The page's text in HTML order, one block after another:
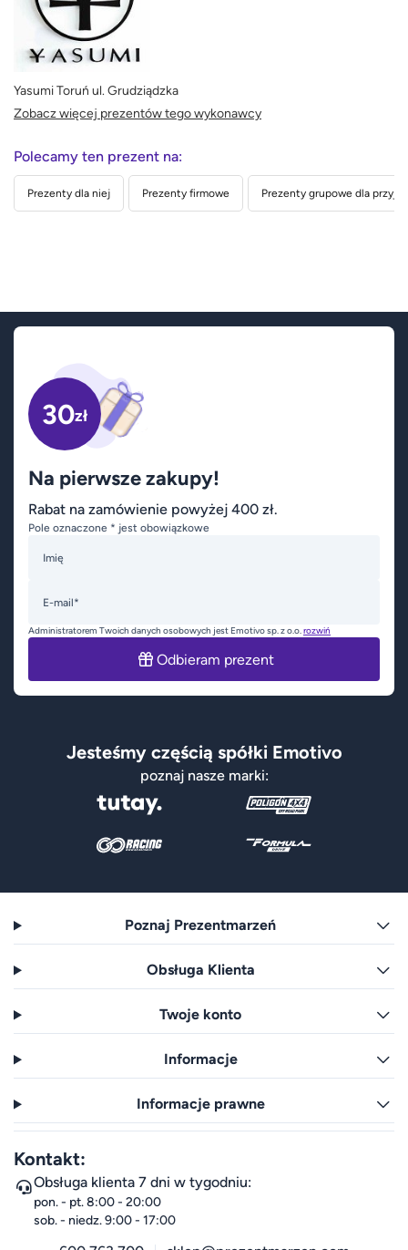
Yasumi Toruń ul. Grudziądzka
Zobacz więcej prezentów tego wykonawcy
Polecamy ten prezent na:
Prezenty dla niej Prezenty firmowe Prezenty grupowe dla
30zł
Na pierwsze zakupy!
Rabat na zamówienie powyżej 400 zł.
Pole oznaczone * jest obowiązkowe
Imię
E-mail*
Administratorem Twoich danych osobowych jest Emotivo sp. z o.o.rozwiń
Odbieram prezent
Jesteśmy częścią spółki Emotivo
poznaj nasze marki:
Poznaj Prezentmarzeń
Obsługa Klienta
Twoje konto
Informacje
Informacje prawne
Kontakt:
Obsługa klienta 7 dni w tygodniu:
pon. - pt. 8:00 - 20:00
sob. - niedz. 9:00 - 17:00